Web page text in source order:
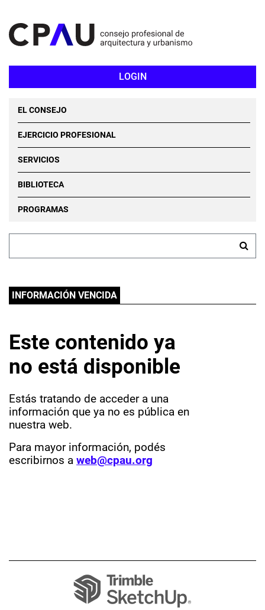
LOGIN
EL CONSEJO
EJERCICIO PROFESIONAL
SERVICIOS
BIBLIOTECA
PROGRAMAS
INFORMACIÓN VENCIDA
Este contenido ya
no está disponible
Estás tratando de acceder a una
información que ya no es pública en
nuestra web.
Para mayor información, podés
escribirnos a web@cpau.org